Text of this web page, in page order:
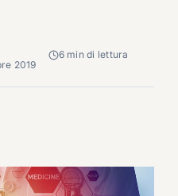
2019
6 min di lettura